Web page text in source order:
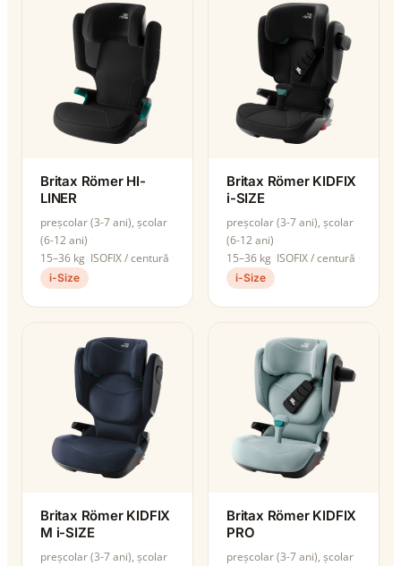
Britax Römer HI-
LINER
preșcolar (3-7 ani), școlar
(6-12 ani)
15–36 kg ISOFIX / centură
i-Size
Britax Römer KIDFIX
i-SIZE
preșcolar (3-7 ani), școlar
(6-12 ani)
15–36 kg ISOFIX / centură
i-Size
Britax Römer KIDFIX
M i-SIZE
preșcolar (3-7 ani), școlar
Britax Römer KIDFIX
PRO
preșcolar (3-7 ani), școlar